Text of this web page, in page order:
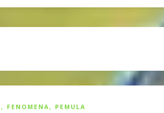
, FENOMENA, PEMULA